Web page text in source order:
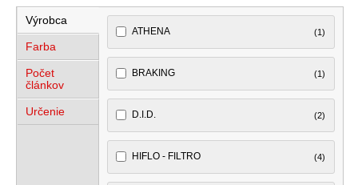
Výrobca
Farba
Počet
článkov
Určenie
ATHENA (1)
BRAKING (1)
D.I.D. (2)
HIFLO - FILTRO (4)